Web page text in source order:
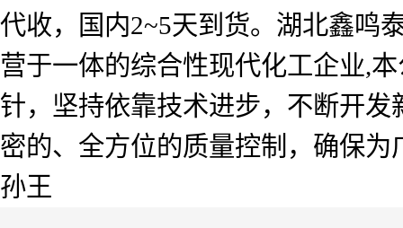
代收，国内2~5天到货。湖北鑫鸣
营于一体的综合性现代化工企业,
针，坚持依靠技术进步，不断开
密的、全方位的质量控制，确保
孙王